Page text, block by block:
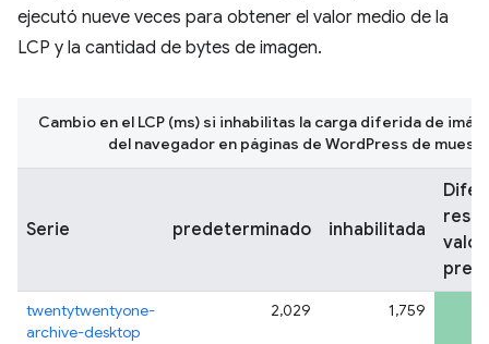
ejecutó nueve veces para obtener el valor medio de la
LCP y la cantidad de bytes de imagen.
Serie predeterminado inhabilitada
valor
twentytwentyone-
archive-desktop
2,029 1,759
Cambio en el LCP (ms) si inhabilitas la carga diferida de
del navegador en páginas de WordPress de